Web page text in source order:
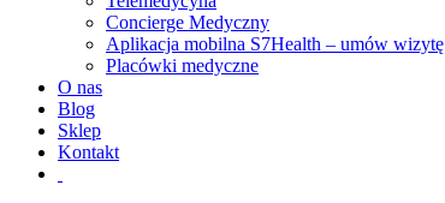
Concierge Medyczny
Aplikacja mobilna S7Health – umów wizytę
Placówki medyczne
O nas
Blog
Sklep
Kontakt